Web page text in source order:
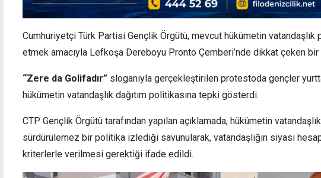
Cumhuriyetçi Türk Partisi Gençlik Örgütü, mevcut hükümetin vatandaşlık
etmek amacıyla Lefkoşa Dereboyu Pronto Çemberi’nde dikkat çeken
“Zere da Golifadır” sloganıyla gerçekleştirilen protestoda gençler
hükümetin vatandaşlık dağıtım politikasına tepki gösterdi.
CTP Gençlik Örgütü tarafından yapılan açıklamada, hükümetin
sürdürülemez bir politika izlediği savunularak, vatandaşlığın siyasi
kriterlerle verilmesi gerektiği ifade edildi.
Bir aracı yanıcı madde döküp, kasten ateşe
verdiği belirlendi
Yetiştirdiği hint